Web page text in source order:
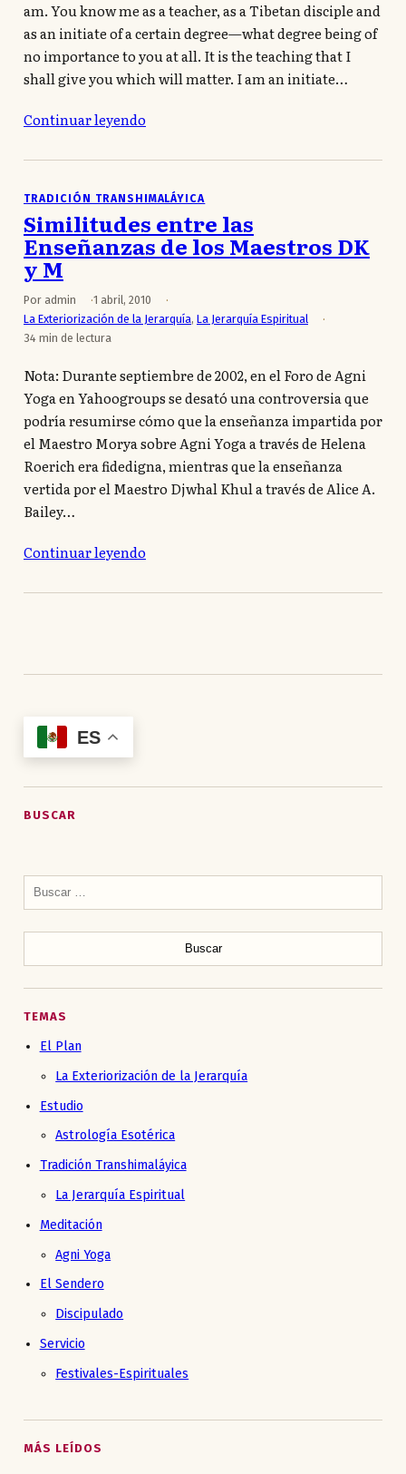
am. You know me as a teacher, as a Tibetan disciple and
as an initiate of a certain degree—what degree being of
no importance to you at all. It is the teaching that I
shall give you which will matter. I am an initiate…
Continuar leyendo
TRADICIÓN TRANSHIMALÁYICA
Similitudes entre las
Enseñanzas de los Maestros DK
y M
Por admin
1 abril, 2010
La Exteriorización de la Jerarquía, La Jerarquía Espiritual
34 min de lectura
Nota: Durante septiembre de 2002, en el Foro de Agni
Yoga en Yahoogroups se desató una controversia que
podría resumirse cómo que la enseñanza impartida por
el Maestro Morya sobre Agni Yoga a través de Helena
Roerich era fidedigna, mientras que la enseñanza
vertida por el Maestro Djwhal Khul a través de Alice A.
Bailey…
Continuar leyendo
ES
BUSCAR
TEMAS
El Plan
La Exteriorización de la Jerarquía
Estudio
Astrología Esotérica
Tradición Transhimaláyica
La Jerarquía Espiritual
Meditación
Agni Yoga
El Sendero
Discipulado
Servicio
Festivales-Espirituales
MÁS LEÍDOS